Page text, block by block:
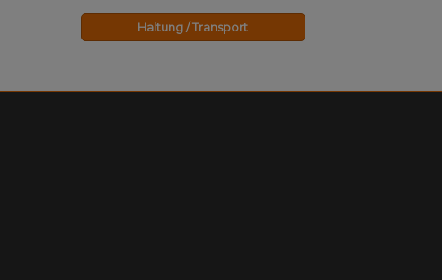
Haltung / Transport